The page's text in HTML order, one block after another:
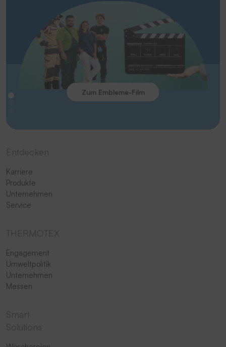
Zum Embleme-Film
Karriere
Produkte
Unternehmen
Service
Engagement
Umweltpolitik
Unternehmen
Messen